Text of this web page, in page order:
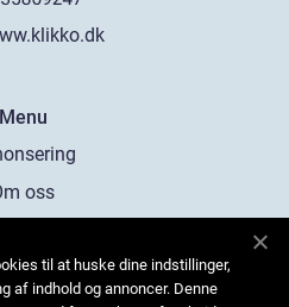
Menu
oss
oss
til at huske dine indstillinger,
af indhold og annoncer. Denne